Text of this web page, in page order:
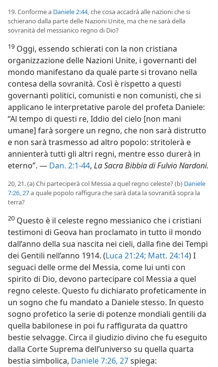
19. Conforme a Daniele 2:44, che cosa accadrà alle nazioni che si
schierano dalla parte delle Nazioni Unite, ma che ne sarà della
sovranità del messianico regno di Dio?
19 Oggi, essendo schierati con la non cristiana
organizzazione delle Nazioni Unite, i governanti del
mondo manifestano da quale parte si trovano nella
contesa della sovranità. Così è rispetto a questi
governanti politici, comunisti e non comunisti, che si
applicano le interpretative parole del profeta Daniele:
“Al tempo di questi re, Iddio del cielo [non mani
umane] farà sorgere un regno, che non sarà distrutto
e non sarà trasmesso ad altro popolo: stritolerà e
annienterà tutti gli altri regni, mentre esso durerà in
eterno”. — Dan. 2:1-44, La Sacra Bibbia di Fulvio Nardoni.
20, 21. (a) Chi parteciperà col Messia a quel regno celeste? (b) Daniele
7:26, 27a quale popolo raffigura che sarà data la sovranità sopra la
terra?
20 Questo è il celeste regno messianico che i cristiani
testimoni di Geova han proclamato in tutto il mondo
dall’anno della sua nascita nei cieli, dalla fine dei Tempi
dei Gentili nell’anno 1914. (Luca 21:24; Matt. 24:14) I
seguaci delle orme del Messia, come lui unti con
spirito di Dio, devono partecipare col Messia a quel
regno celeste. Questo fu dichiarato profeticamente in
un sogno che fu mandato a Daniele stesso. In questo
sogno profetico la serie di potenze mondiali gentili da
quella babilonese in poi fu raffigurata da quattro
bestie selvagge. Circa il giudizio divino che fu eseguito
dalla Corte Suprema dell’universo su quella quarta
bestia simbolica, Daniele 7:26, 27spiega: